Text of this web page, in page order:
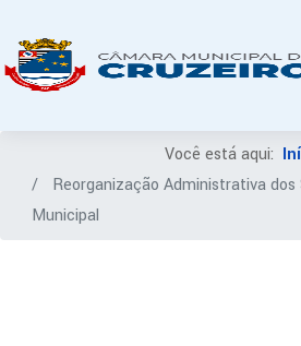
Você está aqui:
Reorganização Administrativa dos
Municipal